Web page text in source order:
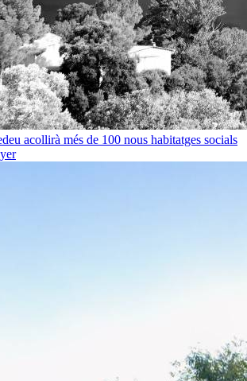
acollirà més de 100 nous habitatges socials